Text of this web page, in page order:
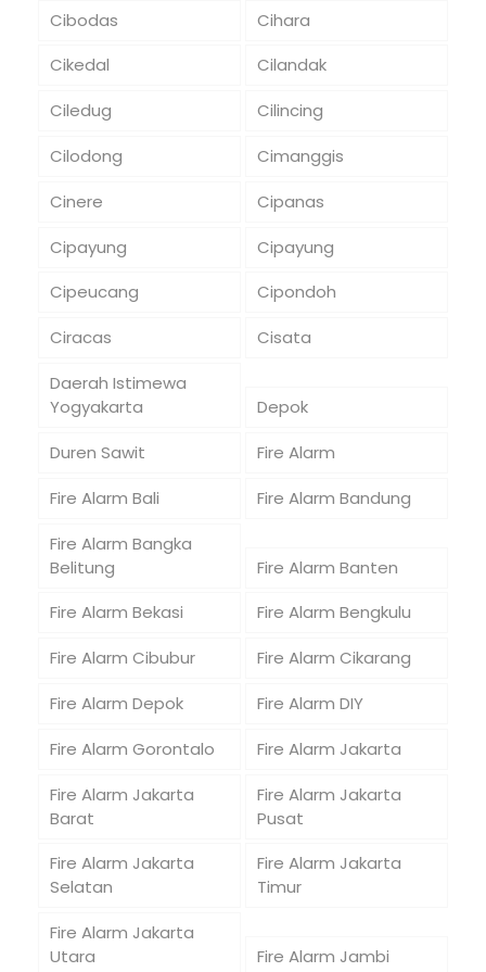
Cibodas
Cihara
Cikedal
Cilandak
Ciledug
Cilincing
Cilodong
Cimanggis
Cinere
Cipanas
Cipayung
Cipayung
Cipeucang
Cipondoh
Ciracas
Cisata
Daerah Istimewa
Yogyakarta
Depok
Duren Sawit
Fire Alarm
Fire Alarm Bali
Fire Alarm Bandung
Fire Alarm Bangka
Belitung
Fire Alarm Banten
Fire Alarm Bekasi
Fire Alarm Bengkulu
Fire Alarm Cibubur
Fire Alarm Cikarang
Fire Alarm Depok
Fire Alarm DIY
Fire Alarm Gorontalo
Fire Alarm Jakarta
Fire Alarm Jakarta
Barat
Fire Alarm Jakarta
Pusat
Fire Alarm Jakarta
Selatan
Fire Alarm Jakarta
Timur
Fire Alarm Jakarta
Utara
Fire Alarm Jambi